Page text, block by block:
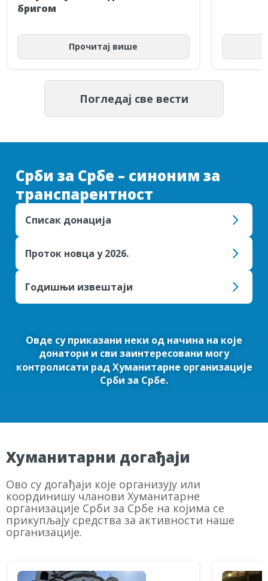
бригом
Прочитај више
Погледај све вести
Срби за Србе – синоним за
транспарентност
Списак донација
Проток новца у 2026.
Годишњи извештаји
Овде су приказани неки од начина на које
донатори и сви заинтересовани могу
контролисати рад Хуманитарне организације
Срби за Србе.
Хуманитарни догађаји
Ово су догађаји које организују или
координишу чланови Хуманитарне
организације Срби за Србе на којима се
прикупљају средства за активности наше
организације.